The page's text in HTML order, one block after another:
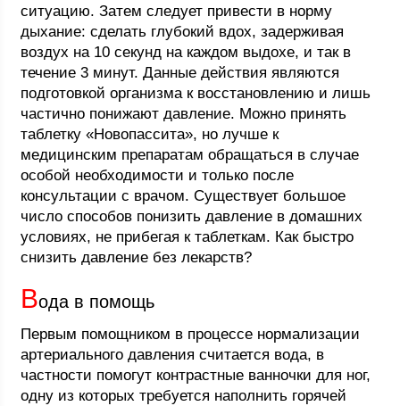
ситуацию. Затем следует привести в норму
дыхание: сделать глубокий вдох, задерживая
воздух на 10 секунд на каждом выдохе, и так в
течение 3 минут. Данные действия являются
подготовкой организма к восстановлению и лишь
частично понижают давление. Можно принять
таблетку «Новопассита», но лучше к
медицинским препаратам обращаться в случае
особой необходимости и только после
консультации с врачом. Существует большое
число способов понизить давление в домашних
условиях, не прибегая к таблеткам. Как быстро
снизить давление без лекарств?
Вода в помощь
Первым помощником в процессе нормализации
артериального давления считается вода, в
частности помогут контрастные ванночки для ног,
одну из которых требуется наполнить горячей